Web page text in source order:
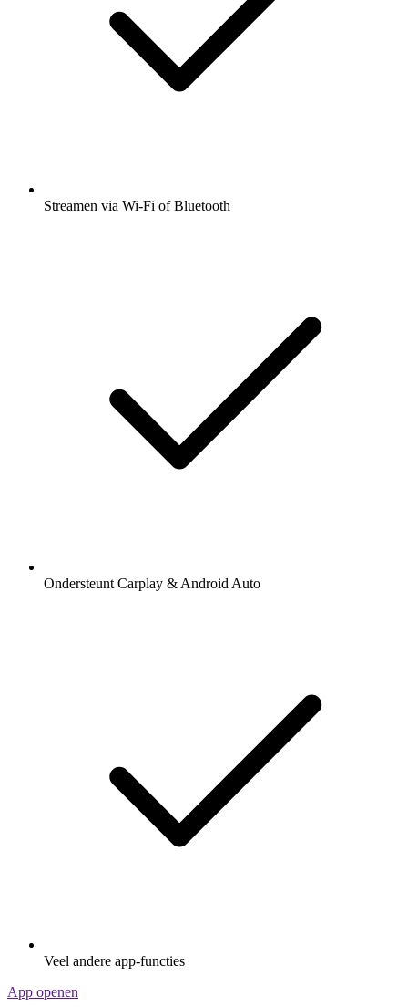
Streamen via Wi-Fi of Bluetooth
Ondersteunt Carplay & Android Auto
Veel andere app-functies
App openen